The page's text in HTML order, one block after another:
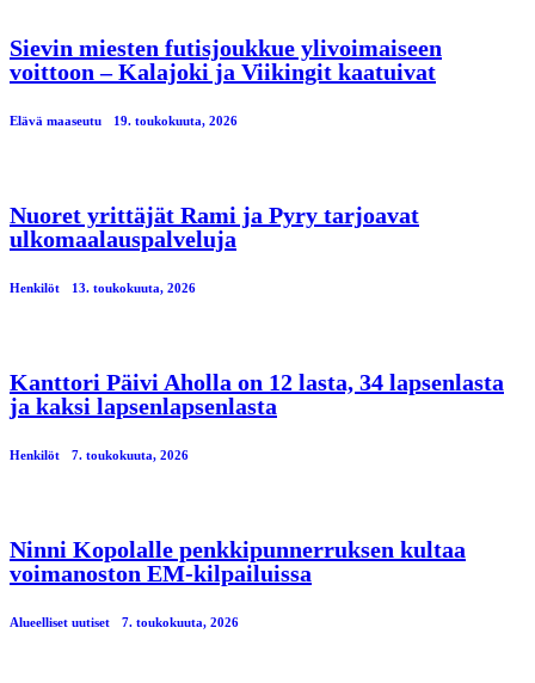
Sievin miesten futisjoukkue ylivoimaiseen
voittoon – Kalajoki ja Viikingit kaatuivat
Elävä maaseutu 19. toukokuuta, 2026
Nuoret yrittäjät Rami ja Pyry tarjoavat
ulkomaalauspalveluja
Henkilöt 13. toukokuuta, 2026
Kanttori Päivi Aholla on 12 lasta, 34 lapsenlasta
ja kaksi lapsenlapsenlasta
Henkilöt 7. toukokuuta, 2026
Ninni Kopolalle penkkipunnerruksen kultaa
voimanoston EM-kilpailuissa
Alueelliset uutiset 7. toukokuuta, 2026